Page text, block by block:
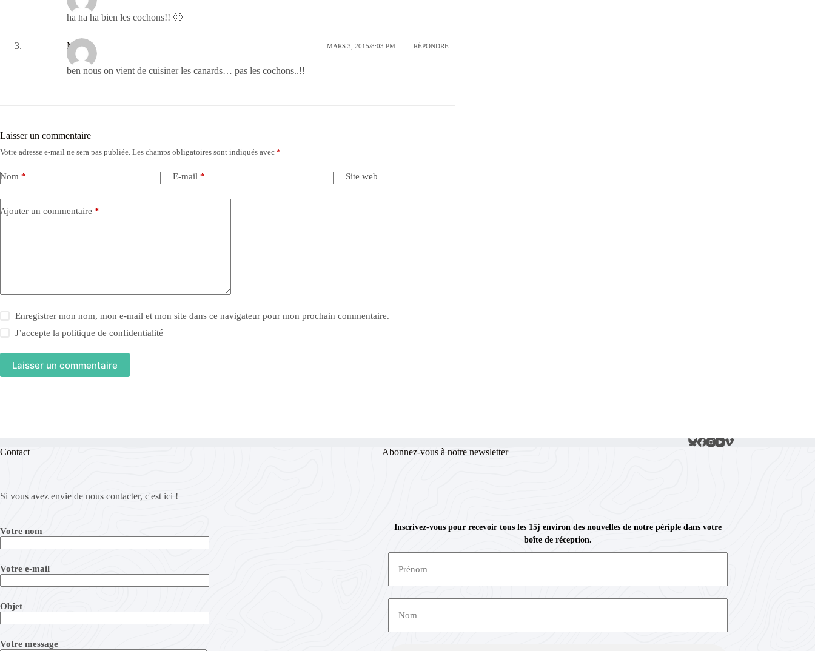
ha ha ha bien les cochons!! 🙂
Marie MARS 3, 2015/8:03 PM RÉPONDRE
ben nous on vient de cuisiner les canards… pas les cochons..!!
Laisser un commentaire
Votre adresse e-mail ne sera pas publiée. Les champs obligatoires sont indiqués avec *
Nom * E-mail * Site web
Ajouter un commentaire *
Enregistrer mon nom, mon e-mail et mon site dans ce navigateur pour mon prochain commentaire.
J’accepte lapolitique de confidentialité
Laisser un commentaire
Contact
Si vous avez envie de nous contacter, c'est ici !
Votre nom
Votre e-mail
Objet
Votre message
Abonnez-vous à notre newsletter
Inscrivez-vous pour recevoir tous les 15j environ des nouvelles de notre périple dans votre
boîte de réception.